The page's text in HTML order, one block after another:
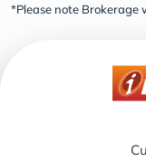
*Please note Brokerage